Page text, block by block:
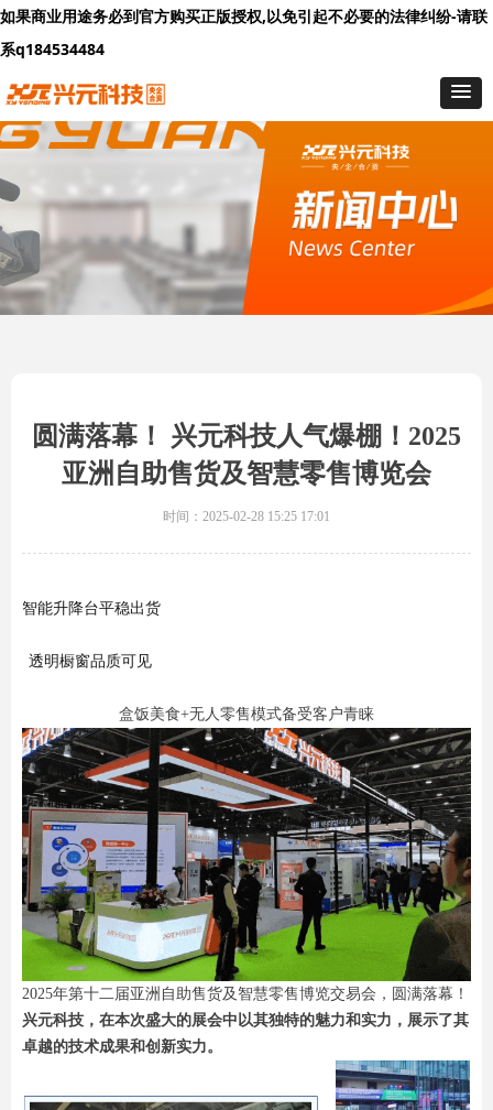
如果商业用途务必到官方购买正版授权,以免引起不必要的法律纠纷-请联
系q184534484
圆满落幕！ 兴元科技人气爆棚！2025
亚洲自助售货及智慧零售博览会
时间： 2025-02-28 15:25 17:01
智能升降台平稳出货
透明橱窗品质可见
盒饭美食+无人零售模式备受客户青睐
2025年第十二届亚洲自助售货及智慧零售博览交易会，圆满落幕！
兴元科技，在本次盛大的展会中以其独特的魅力和实力，展示了其
卓越的技术成果和创新实力。